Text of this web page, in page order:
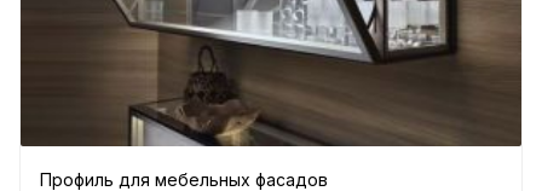
Профиль для мебельных фасадов